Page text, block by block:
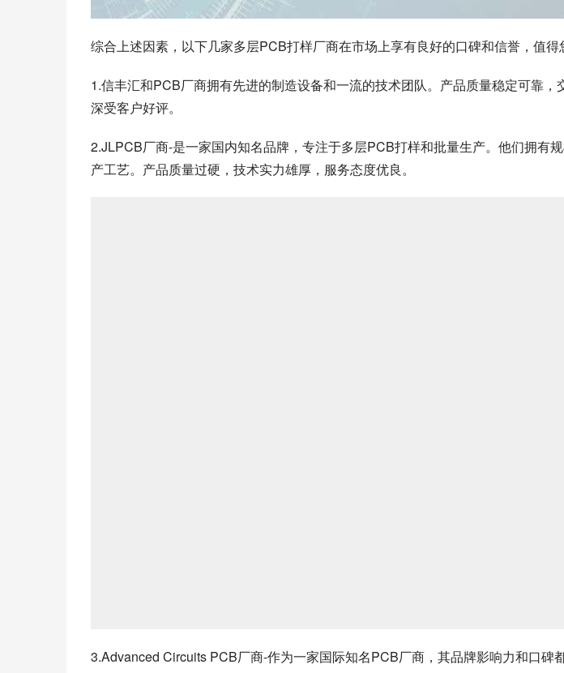
综合上述因素，以下几家多层PCB打样厂商在市场上享有良好的口碑和信誉，值得
1.信丰汇和PCB厂商拥有先进的制造设备和一流的技术团队。产品质量稳定可靠，
深受客户好评。
2.JLPCB厂商-是一家国内知名品牌，专注于多层PCB打样和批量生产。他们拥有
产工艺。产品质量过硬，技术实力雄厚，服务态度优良。